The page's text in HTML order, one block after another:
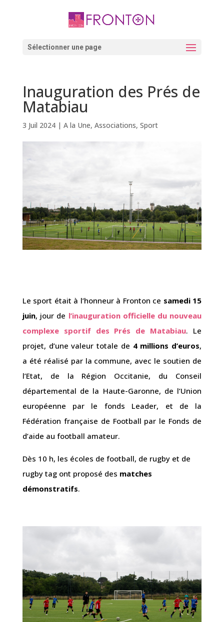
Sélectionner une page
Inauguration des Prés de
Matabiau
3 Juil 2024| A la Une, Associations, Sport
Le sport était à l’honneur à Fronton ce samedi 15
juin, jour de l’inauguration officielle du nouveau
complexe sportif des Prés de Matabiau. Le
projet, d’une valeur totale de 4 millions d’euros,
a été réalisé par la commune, avec le soutien de
l’Etat, de la Région Occitanie, du Conseil
départemental de la Haute-Garonne, de l’Union
européenne par le fonds Leader, et de la
Fédération française de Football par le Fonds de
d’aide au football amateur.
Dès 10 h, les écoles de football, de rugby et de
rugby tag ont proposé des matches
démonstratifs.